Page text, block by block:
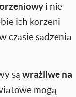
i nie
ich korzeni
czasie sadzenia
są wrażliwe na
mogą